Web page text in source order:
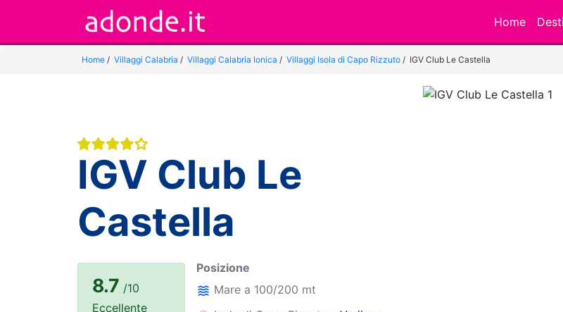
Home
Home/ Villaggi Calabria / Villaggi Calabria Ionica / Villaggi Isola di Capo Rizzuto/ IGV Club Le Castella
IGV Club Le
Castella
8.7 /10
Eccellente
Posizione
Mare a 100/200 mt